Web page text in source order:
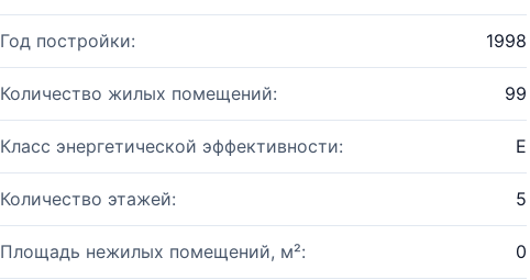
Год постройки: 1998
Количество жилых помещений: 99
Класс энергетической эффективности: E
Количество этажей: 5
Площадь нежилых помещений, м²: 0